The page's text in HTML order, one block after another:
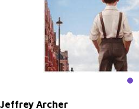
Jeffrey Archer